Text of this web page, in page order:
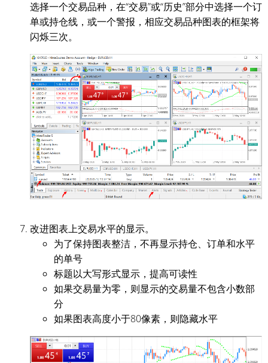
选择一个交易品种，在“交易”或“历史”部分中选择一个订
单或持仓线，或一个警报，相应交易品种图表的框架将
闪烁三次。
改进图表上交易水平的显示。
为了保持图表整洁，不再显示持仓、订单和水平
的单号
标题以大写形式显示，提高可读性
如果交易量为零，则显示的交易量不包含小数部
分
如果图表高度小于80像素，则隐藏水平